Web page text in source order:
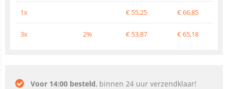
1x € 55,25 €66,85
3x 2% € 53,87 €65,18
Voor 14:00 besteld, binnen 24 uur verzendklaar!